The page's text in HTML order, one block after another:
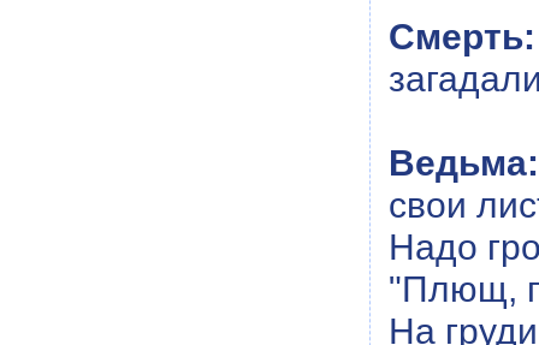
Смерть:
Ведьма:
свои
Надо
"Плющ,
На